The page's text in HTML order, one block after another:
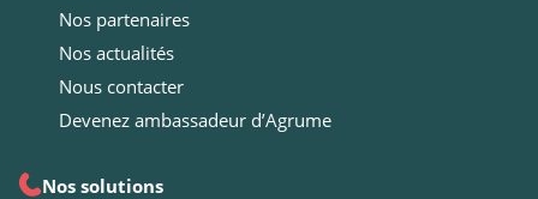
Nos partenaires
Nos actualités
Nous contacter
Devenez ambassadeur d’Agrume
Nos solutions